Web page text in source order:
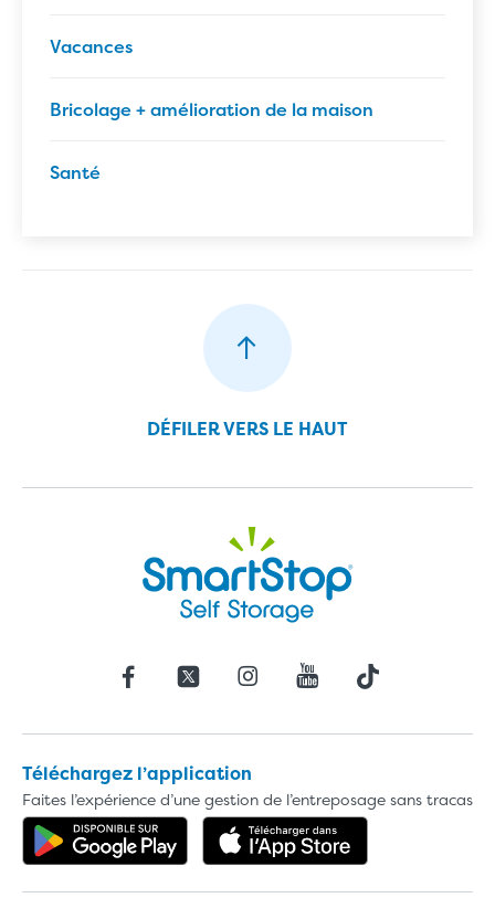
Vacances
Bricolage + amélioration de la maison
Santé
DÉFILER VERS LE HAUT
Téléchargez l’application
Faites l’expérience d’une gestion de l’entreposage sans tracas
Obtenez l'application dans Google